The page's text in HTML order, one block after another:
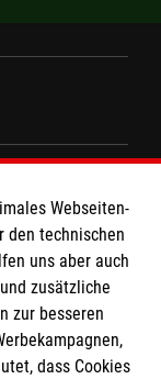
Webseiten-
den technischen
uns aber auch
zusätzliche
zur besseren
dass Cookies